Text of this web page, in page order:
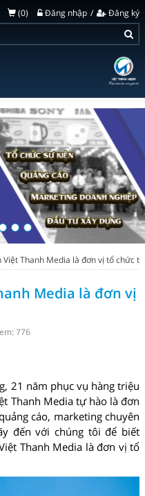
(0) Đăng nhập Đăng ký
Việt Thanh Media là đơn vị tổ chức
Media là đơn vị
776
21 năm phục vụ hàng triệu
Thanh Media tự hào là đơn
cáo, marketing chuyên
đến với chúng tôi để biết
Thanh Media là đơn vị tổ